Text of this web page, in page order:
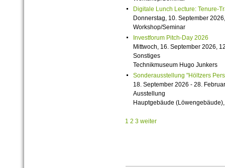
Digitale Lunch Lecture: Tenure-
Donnerstag, 10. September
Workshop/Seminar
Investforum Pitch-Day 2026
Mittwoch, 16. September 2026,
Sonstiges
Technikmuseum Hugo Junkers
Sonderausstellung "Höltzers
18. September 2026 - 28.
Ausstellung
Hauptgebäude
1 2 3 weiter